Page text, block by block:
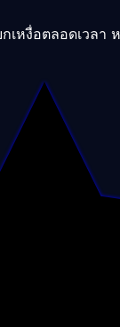
เหงื่อตลอดเวลา